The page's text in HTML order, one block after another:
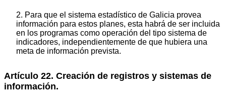
2. Para que el sistema estadístico de Galicia provea
información para estos planes, esta habrá de ser incluida
en los programas como operación del tipo sistema de
indicadores, independientemente de que hubiera una
meta de información prevista.
Artículo 22. Creación de registros y sistemas de
información.